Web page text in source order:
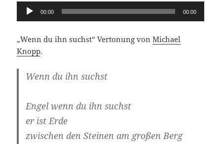
Audio-
Player
00:00 00:00
„Wenn du ihn suchst“ Vertonung vonMichael
Knopp.
Wenn du ihn suchst
Engel wenn du ihn suchst
er ist Erde
zwischen den Steinen am großen Berg